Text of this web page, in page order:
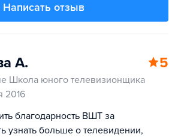
Написать отзыв
А. 5
Школа юного телевизионщика
2016
благодарность ВШТ за
узнать больше о телевидении,